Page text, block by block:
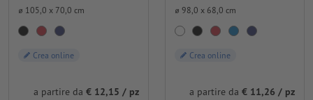
⌀ 105,0 x 70,0 cm
Crea online
a partire da € 12,15 / pz
⌀ 98,0 x 68,0 cm
Crea online
a partire da € 11,26 / pz